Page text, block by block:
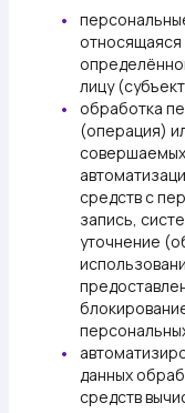
относящаяся
лицу
обработка
(операция)
средств с
запись,
уточнение
данных
средств